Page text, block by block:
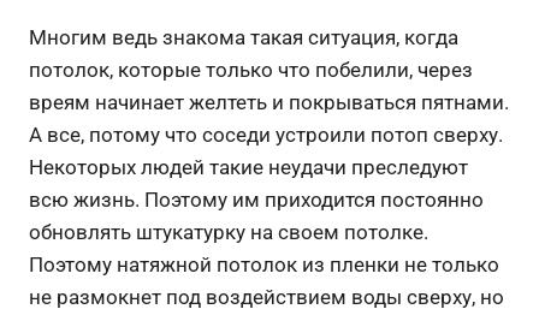
Многим ведь знакома такая ситуация, когда
потолок, которые только что побелили, через
вреям начинает желтеть и покрываться пятнами.
А все, потому что соседи устроили потоп сверху.
Некоторых людей такие неудачи преследуют
всю жизнь. Поэтому им приходится постоянно
обновлять штукатурку на своем потолке.
Поэтому натяжной потолок из пленки не только
не размокнет под воздействием воды сверху, но